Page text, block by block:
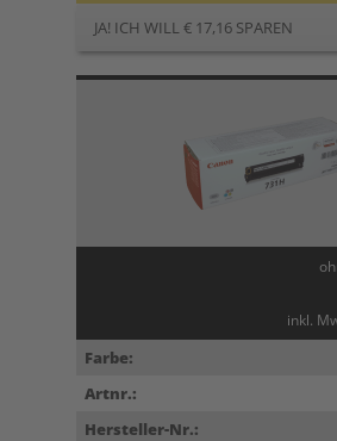
JA! ICH WILL € 17,16 SPAREN
inkl.
Farbe:
Artnr.:
Hersteller-Nr.: